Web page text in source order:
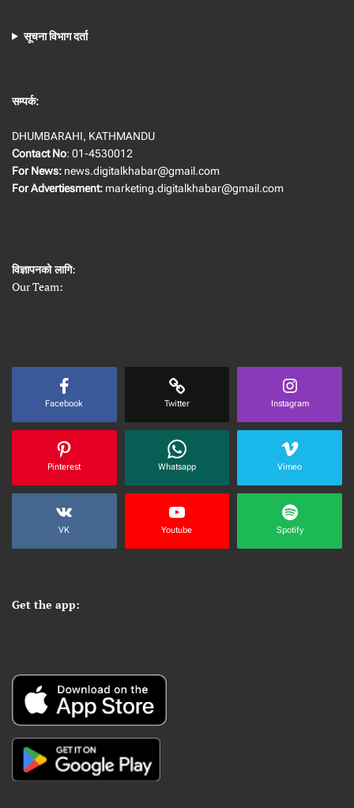
सूचना विभाग दर्ता
सम्पर्क:
DHUMBARAHI, KATHMANDU
Contact No: 01-4530012
For News: news.digitalkhabar@gmail.com
For Advertiesment: marketing.digitalkhabar@gmail.com
विज्ञापनको लागि:
Our Team:
Facebook Twitter Instagram
Pinterest Whatsapp Vimeo
VK Youtube Spotify
Get the app: